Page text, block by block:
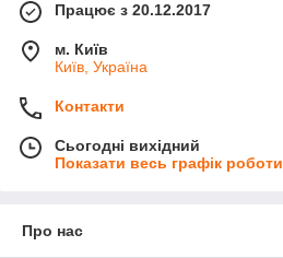
Працює з 20.12.2017
м. Київ
Київ, Україна
Контакти
Сьогодні вихідний
Показати весь графік роботи
Про нас